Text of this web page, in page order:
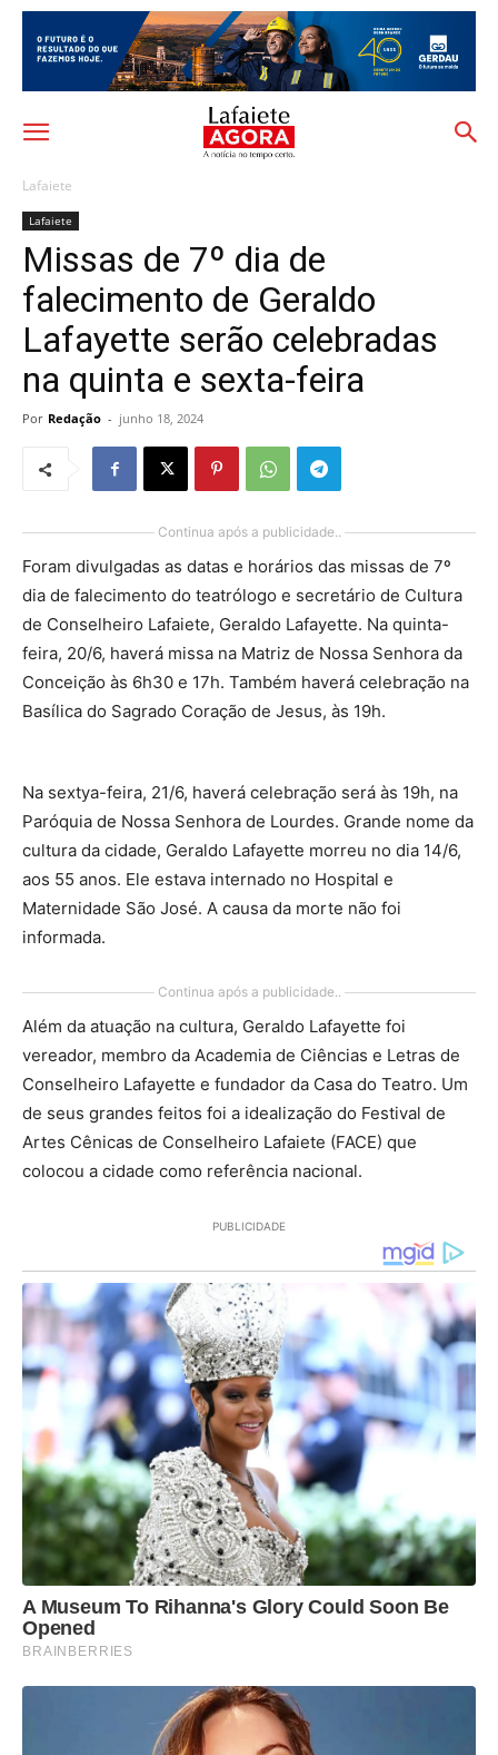
Lafaiete
Lafaiete
Missas de 7º dia de
falecimento de Geraldo
Lafayette serão celebradas
na quinta e sexta-feira
Por Redação - junho 18, 2024
Continua após a publicidade..
Foram divulgadas as datas e horários das missas de 7º
dia de falecimento do teatrólogo e secretário de Cultura
de Conselheiro Lafaiete, Geraldo Lafayette. Na quinta-
feira, 20/6, haverá missa na Matriz de Nossa Senhora da
Conceição às 6h30 e 17h. Também haverá celebração na
Basílica do Sagrado Coração de Jesus, às 19h.
Na sextya-feira, 21/6, haverá celebração será às 19h, na
Paróquia de Nossa Senhora de Lourdes. Grande nome da
cultura da cidade, Geraldo Lafayette morreu no dia 14/6,
aos 55 anos. Ele estava internado no Hospital e
Maternidade São José. A causa da morte não foi
informada.
Continua após a publicidade..
Além da atuação na cultura, Geraldo Lafayette foi
vereador, membro da Academia de Ciências e Letras de
Conselheiro Lafayette e fundador da Casa do Teatro. Um
de seus grandes feitos foi a idealização do Festival de
Artes Cênicas de Conselheiro Lafaiete (FACE) que
colocou a cidade como referência nacional.
PUBLICIDADE